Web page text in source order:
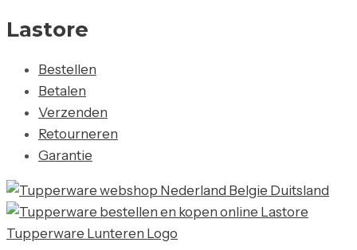
Lastore
Bestellen
Betalen
Verzenden
Retourneren
Garantie